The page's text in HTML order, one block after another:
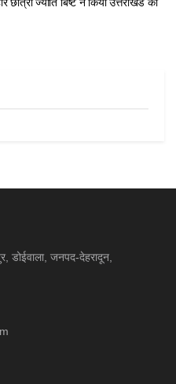
डोईवाला, जनपद-देहरादून,